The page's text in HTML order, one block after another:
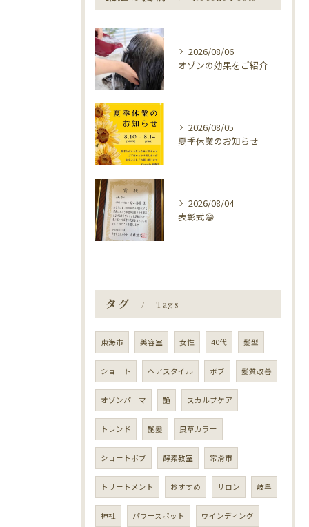
2026/08/06
オゾンの効果をご紹介
2026/08/05
夏季休業のお知らせ
2026/08/04
表彰式😁
タグ Tags
東海市 美容室 女性 40代 髪型
ショート ヘアスタイル ボブ 髪質改善
オゾンパーマ 艶 スカルプケア
トレンド 艶髪 良草カラー
ショートボブ 酵素教室 常滑市
トリートメント おすすめ サロン 岐阜
神社 パワースポット ワインディング